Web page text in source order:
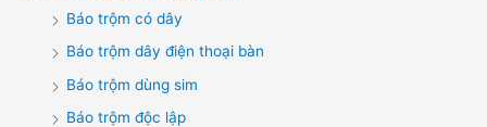
Báo trộm có dây
Báo trộm dây điện thoại bàn
Báo trộm dùng sim
Báo trộm độc lập